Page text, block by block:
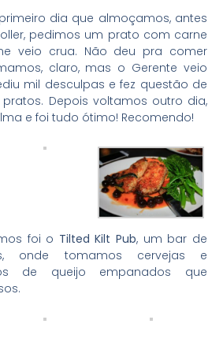
dia que almoçamos, antes
pedimos um prato com carne
veio crua. Não deu pra comer
claro, mas o Gerente veio
mil desculpas e fez questão de
Depois voltamos outro dia,
e foi tudo ótimo! Recomendo!
foi o Tilted Kilt Pub, um bar de
onde tomamos cervejas e
de queijo empanados que